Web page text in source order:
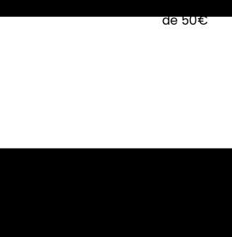
de 50€